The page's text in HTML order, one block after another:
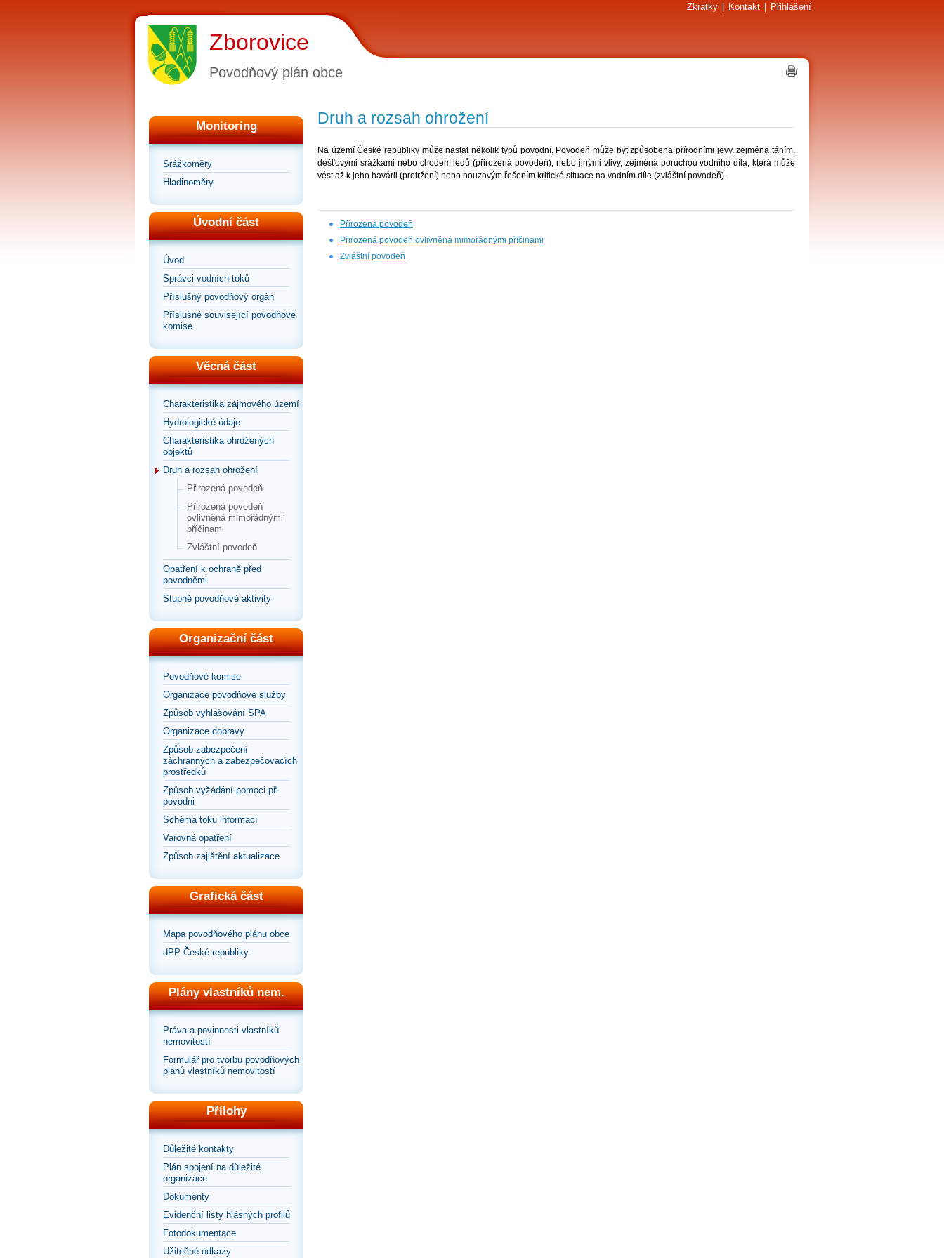
Zkratky Kontakt Přihlášení
Zborovice
Povodňový plán obce
Monitoring
Srážkoměry
Hladinoměry
Úvodní část
Úvod
Správci vodních toků
Příslušný povodňový orgán
Příslušné související povodňové
komise
Věcná část
Charakteristika zájmového území
Hydrologické údaje
Charakteristika ohrožených
objektů
Druh a rozsah ohrožení
Přirozená povodeň
Přirozená povodeň
ovlivněná mimořádnými
příčinami
Zvláštní povodeň
Opatření k ochraně před
povodněmi
Stupně povodňové aktivity
Organizační část
Povodňové komise
Organizace povodňové služby
Způsob vyhlašování SPA
Organizace dopravy
Způsob zabezpečení
záchranných a zabezpečovacích
prostředků
Způsob vyžádání pomoci při
povodni
Schéma toku informací
Varovná opatření
Způsob zajištění aktualizace
Grafická část
Mapa povodňového plánu obce
dPP České republiky
Plány vlastníků nem.
Práva a povinnosti vlastníků
nemovitostí
Formulář pro tvorbu povodňových
plánů vlastníků nemovitostí
Přílohy
Důležité kontakty
Plán spojení na důležité
organizace
Dokumenty
Evidenční listy hlásných profilů
Fotodokumentace
Užitečné odkazy
Druh a rozsah ohrožení
Na území České republiky může nastat několik typů povodní. Povodeň může být způsobena přírodními jevy, zejména táním,
dešťovými srážkami nebo chodem ledů (přirozená povodeň), nebo jinými vlivy, zejména poruchou vodního díla, která může
vést až k jeho havárii (protržení) nebo nouzovým řešením kritické situace na vodním díle (zvláštní povodeň).
Přirozená povodeň
Přirozená povodeň ovlivněná mimořádnými příčinami
Zvláštní povodeň